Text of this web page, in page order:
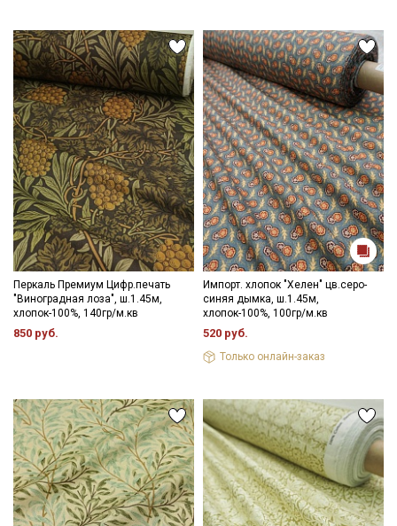
Перкаль Премиум Цифр.печать
"Виноградная лоза", ш.1.45м,
хлопок-100%, 140гр/м.кв
850 руб.
Импорт. хлопок "Хелен" цв.серо-
синяя дымка, ш.1.45м,
хлопок-100%, 100гр/м.кв
520 руб.
Только онлайн-заказ